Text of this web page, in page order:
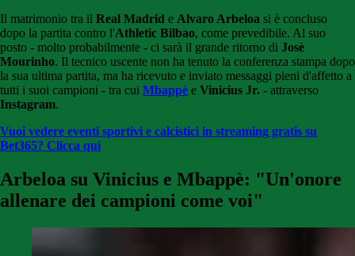
Il matrimonio tra il Real Madrid e Alvaro Arbeloa si è concluso
dopo la partita contro l'Athletic Bilbao, come prevedibile. Al suo
posto - molto probabilmente - ci sarà il grande ritorno di Josè
Mourinho. Il tecnico uscente non ha tenuto la conferenza stampa dopo
la sua ultima partita, ma ha ricevuto e inviato messaggi pieni d'affetto a
tutti i suoi campioni - tra cui Mbappè e Vinicius Jr. - attraverso
Instagram.
Vuoi vedere eventi sportivi e calcistici in streaming gratis su
Bet365? Clicca qui
Arbeloa su Vinicius e Mbappè: "Un'onore
allenare dei campioni come voi"